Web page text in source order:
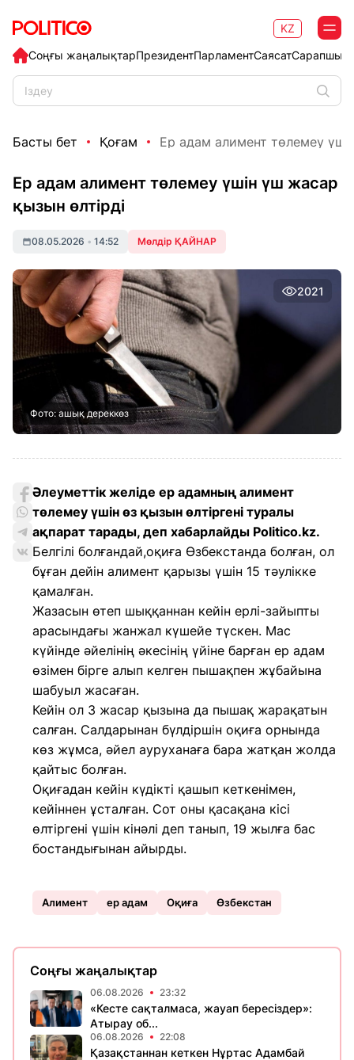
Соңғы жаңалықтарПрезидентПарламентСаясат
KZ
Басты бет Қоғам Ер адам алимент төлемеу
Ер адам алимент төлемеу үшін үш жасар
қызын өлтірді
08.05.2026 • 14:52 Мөлдір ҚАЙНАР
2021
Фото: ашық дереккөз
Әлеуметтік желіде ер адамның алимент
төлемеу үшін өз қызын өлтіргені туралы
ақпарат тарады, деп хабарлайды Politico.kz.
Белгілі болғандай,оқиға Өзбекстанда болған, ол
бұған дейін алимент қарызы үшін 15 тәулікке
қамалған.
Жазасын өтеп шыққаннан кейін ерлі-зайыпты
арасындағы жанжал күшейе түскен. Мас
күйінде әйелінің әкесінің үйіне барған ер адам
өзімен бірге алып келген пышақпен жұбайына
шабуыл жасаған.
Кейін ол 3 жасар қызына да пышақ жарақатын
салған. Салдарынан бүлдіршін оқиға орнында
көз жұмса, әйел ауруханаға бара жатқан жолда
қайтыс болған.
Оқиғадан кейін күдікті қашып кеткенімен,
кейіннен ұсталған. Сот оны қасақана кісі
өлтіргені үшін кінәлі деп танып, 19 жылға бас
бостандығынан айырды.
Алимент ер адам Оқиға Өзбекстан
Соңғы жаңалықтар
06.08.2026 23:32
«Кесте сақталмаса, жауап бересіздер»:
Атырау об...
06.08.2026 22:08
Қазақстаннан кеткен Нұртас Адамбай